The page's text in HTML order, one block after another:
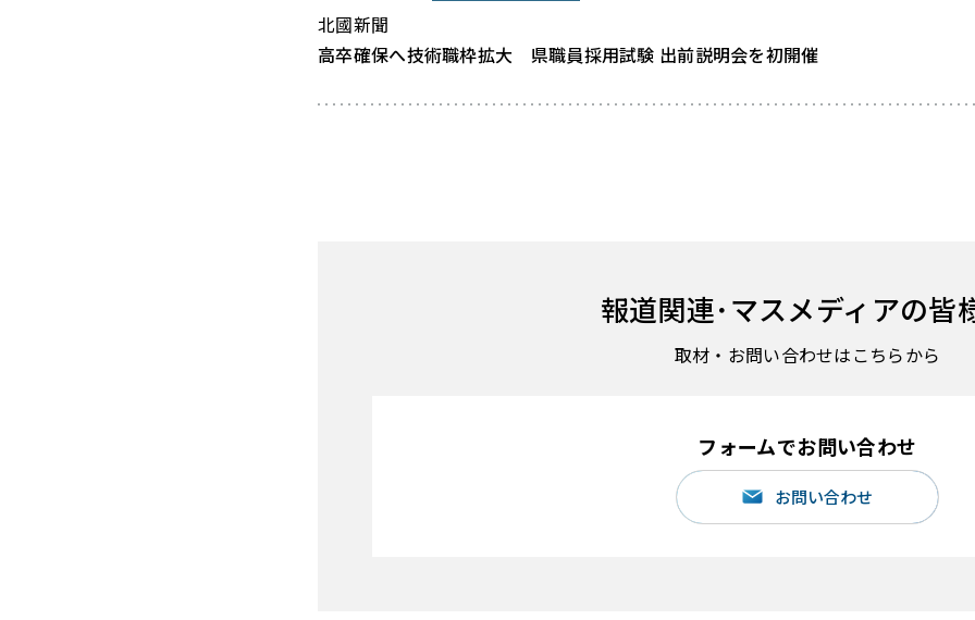
北國新聞
高卒確保へ技術職枠拡大 県職員採用試験 出前説明会を初開催
報道関連･マスメディアの皆
取材・お問い合わせはこちらから
フォームでお問い合わせ
お問い合わせ